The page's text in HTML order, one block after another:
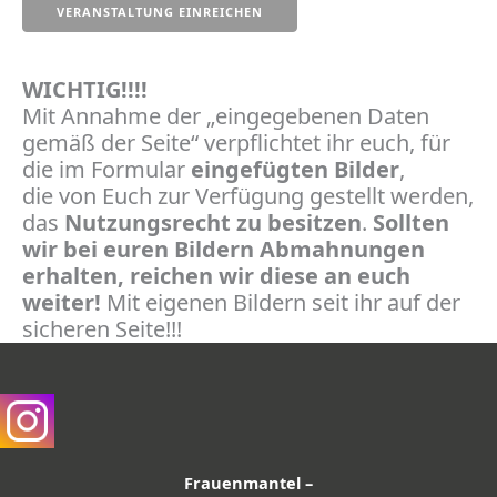
WICHTIG!!!!
Mit Annahme der „eingegebenen Daten
gemäß der Seite“ verpflichtet ihr euch, für
die im Formular eingefügten Bilder,
die von Euch zur Verfügung gestellt werden,
das Nutzungsrecht zu besitzen. Sollten
wir bei euren Bildern Abmahnungen
erhalten, reichen wir diese an euch
weiter! Mit eigenen Bildern seit ihr auf der
sicheren Seite!!!
Frauenmantel –